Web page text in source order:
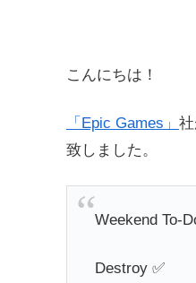
こんにちは！
「Epic Games」
致しました。
Weekend To-
Destroy ✅